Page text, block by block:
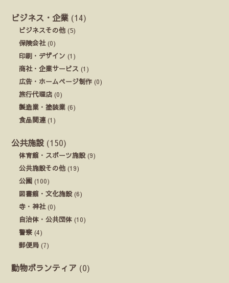
ビジネス・企業 (14)
ビジネスその他 (5)
保険会社(0)
印刷・デザイン (1)
商社・企業サービス (1)
広告・ホームページ制作 (0)
旅行代理店 (0)
製造業・塗装業 (6)
食品関連 (1)
公共施設 (150)
体育館・スポーツ施設(9)
公共施設その他 (19)
公園 (100)
図書館・文化施設(6)
寺・神社(0)
自治体・公共団体 (10)
警察 (4)
郵便局 (7)
動物ボランティア (0)